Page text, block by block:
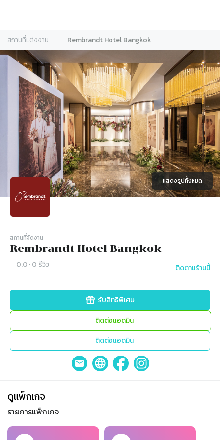
สถานที่แต่งงาน Rembrandt Hotel Bangkok
แสดงรูปทั้งหมด
สถานที่จัดงาน
Rembrandt Hotel Bangkok
0.0 ·0 รีวิว ติดตามร้านนี้
รับสิทธิพิเศษ
ติดต่อแอดมิน
ติดต่อแอดมิน
ดูแพ็กเกจ
รายการแพ็กเกจ
Slide 1 of 2